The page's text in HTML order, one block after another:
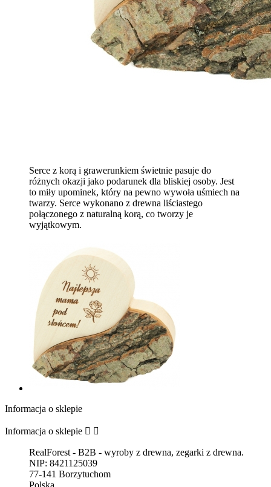
Serce z korą i grawerunkiem świetnie pasuje do
różnych okazji jako podarunek dla bliskiej osoby. Jest
to miły upominek, który na pewno wywoła uśmiech na
twarzy. Serce wykonano z drewna liściastego
połączonego z naturalną korą, co tworzy je
wyjątkowym.
Informacja o sklepie
Informacja o sklepie  
RealForest - B2B - wyroby z drewna, zegarki z drewna.
NIP: 8421125039
77-141 Borzytuchom
Polska